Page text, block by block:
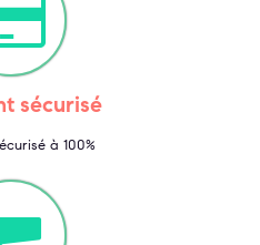
sécurisé
à 100%